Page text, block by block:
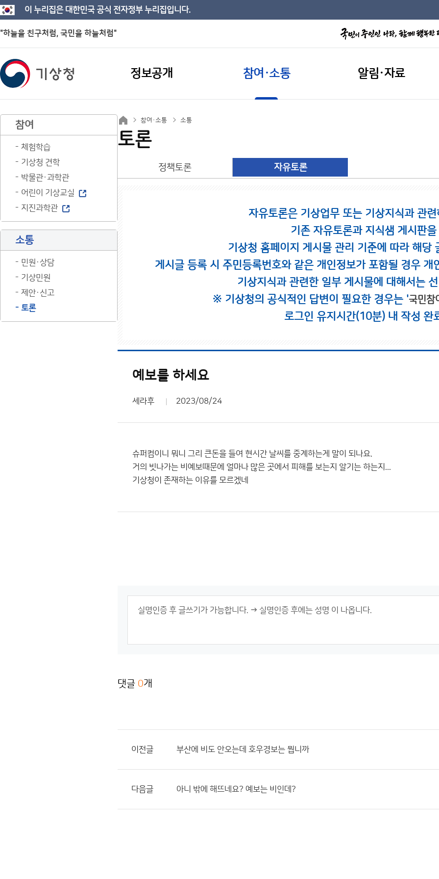
이 누리집은 대한민국 공식 전자정부 누리집입니다.
"하늘을 친구처럼, 국민을 하늘처럼"
정보공개 참여·소통 알림·자료
참여
체험학습
기상청 견학
박물관·과학관
어린이 기상교실
지진과학관
소통
민원·상담
기상민원
제안·신고
토론
참여·소통 소통
토론
정책토론 자유토론
자유토론은 기상업무 또는 기상지식과 관
기존 자유토론과 지식샘 게시판
기상청 홈페이지 게시물 관리 기준에 따라 해당
게시글 등록 시 주민등록번호와 같은 개인정보가 포함될 경우
기상지식과 관련한 일부 게시물에 대해서는
※ 기상청의 공식적인 답변이 필요한 경우는 '국민참
로그인 유지시간(10분) 내 작성 완
예보를 하세요
세라후 2023/08/24
슈퍼컴이니 뭐니 그리 큰돈을 들여 현시간 날씨를 중계하는게 말이 되나요.
거의 빗나가는 비예보때문에 얼마나 많은 곳에서 피해를 보는지 알기는 하는지...
기상청이 존재하는 이유를 모르겠네
댓글 0개
이전글 부산에 비도 안오는데 호우경보는 뭡니까
다음글 아니 밖에 해뜨네요? 예보는 비인데?